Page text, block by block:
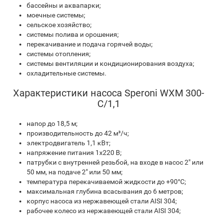
бассейны и аквапарки;
моечные системы;
сельское хозяйство;
системы полива и орошения;
перекачивание и подача горячей воды;
системы отопления;
системы вентиляции и кондиционирования воздуха;
охладительные системы.
Характеристики насоса Speroni WXM 300-
C/1,1
напор до 18,5 м;
производительность до 42 м³/ч;
электродвигатель 1,1 кВт;
напряжение питания 1х220 В;
патрубки с внутренней резьбой, на входе в насос 2" или
50 мм, на подаче 2" или 50 мм;
температура перекачиваемой жидкости до +90°C;
максимальная глубина всасывания до 6 метров;
корпус насоса из нержавеющей стали AISI 304;
рабочее колесо из нержавеющей стали AISI 304;